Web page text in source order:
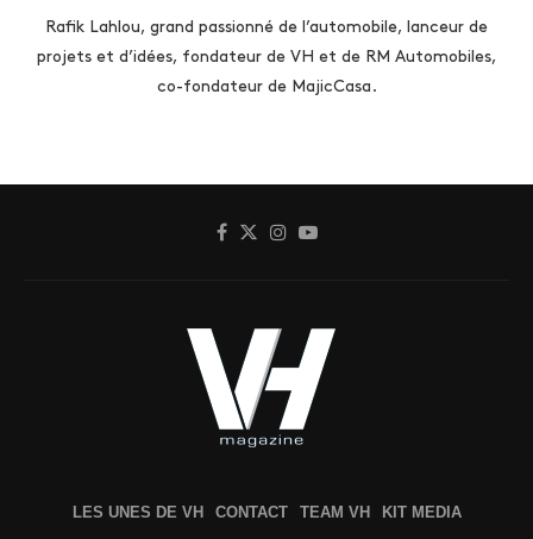
Rafik Lahlou, grand passionné de l’automobile, lanceur de
projets et d’idées, fondateur de VH et de RM Automobiles,
co-fondateur de MajicCasa.
LES UNES DE VH CONTACT TEAM VH KIT MEDIA